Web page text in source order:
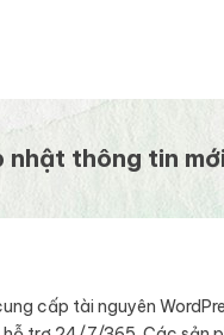
nhật thông tin mới
cấp tài nguyên